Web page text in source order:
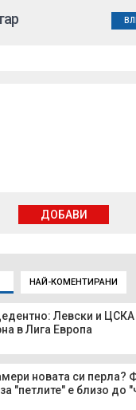
НАЙ-КОМЕНТИРАНИ
Левски и ЦСКА
в Лига Европа
новата си перла?
"петлите" е близо до
ДОБАВИ